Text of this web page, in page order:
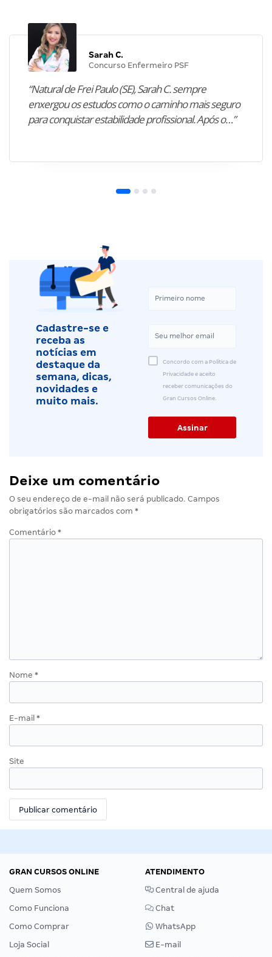
Sarah C.
Concurso Enfermeiro PSF
“Natural de Frei Paulo (SE), Sarah C. sempre
enxergou os estudos como o caminho mais seguro
para conquistar estabilidade profissional. Após o…”
Cadastre-se e
receba as
notícias em
destaque da
semana, dicas,
novidades e
muito mais.
Concordo com a Política de
Privacidade e aceito
receber comunicações do
Gran Cursos Online.
Deixe um comentário
O seu endereço de e-mail não será publicado. Campos
obrigatórios são marcados com *
Comentário *
Nome *
E-mail *
Site
GRAN CURSOS ONLINE
Quem Somos
Como Funciona
Como Comprar
Loja Social
ATENDIMENTO
Central de ajuda
Chat
WhatsApp
E-mail